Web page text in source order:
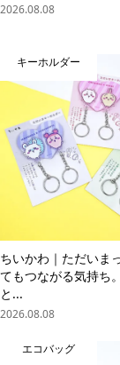
2026.08.08
キーホルダー
ちいかわ｜ただいま
てもつながる気持ち
と...
2026.08.08
エコバッグ